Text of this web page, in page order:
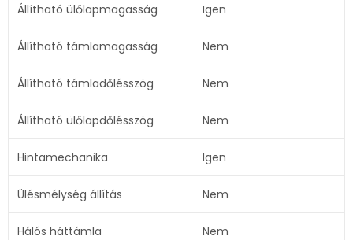
Állítható ülőlapmagasság Igen
Állítható támlamagasság Nem
Állítható támladőlésszög Nem
Állítható ülőlapdőlésszög Nem
Hintamechanika Igen
Ülésmélység állítás Nem
Hálós háttámla Nem